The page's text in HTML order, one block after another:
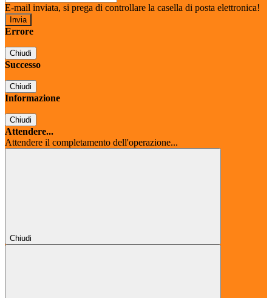
E-mail inviata, si prega di controllare la casella di posta elettronica!
Errore
Chiudi
Successo
Chiudi
Informazione
Chiudi
Attendere...
Attendere il completamento dell'operazione...
Chiudi